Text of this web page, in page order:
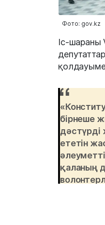
Фото: gov.kz
Іс-
бірнеше
дәстүрді
ететін
қаланың